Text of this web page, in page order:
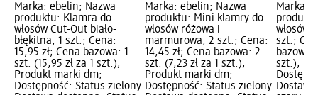
Marka: ebelin; Nazwa
produktu: Klamra do
włosów Cut-Out biało-
błękitna, 1 szt.; Cena:
15,95 zł; Cena bazowa: 1
szt. (15,95 zł za 1 szt.);
Produkt marki dm;
Dostępność: Status zielony
Marka: ebelin; Nazwa
produktu: Mini klamry do
włosów różowa i
marmurowa, 2 szt.; Cena:
14,45 zł; Cena bazowa: 2
szt. (7,23 zł za 1 szt.);
Produkt marki dm;
Dostępność: Status zielony
Marka:
włosów
szt.;
bazowa:
szt.);